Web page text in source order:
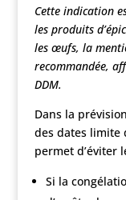
Cette indication
les produits
les œufs, la
recommandée,
DDM.
Dans la
des dates limite
permet d’éviter
Si la